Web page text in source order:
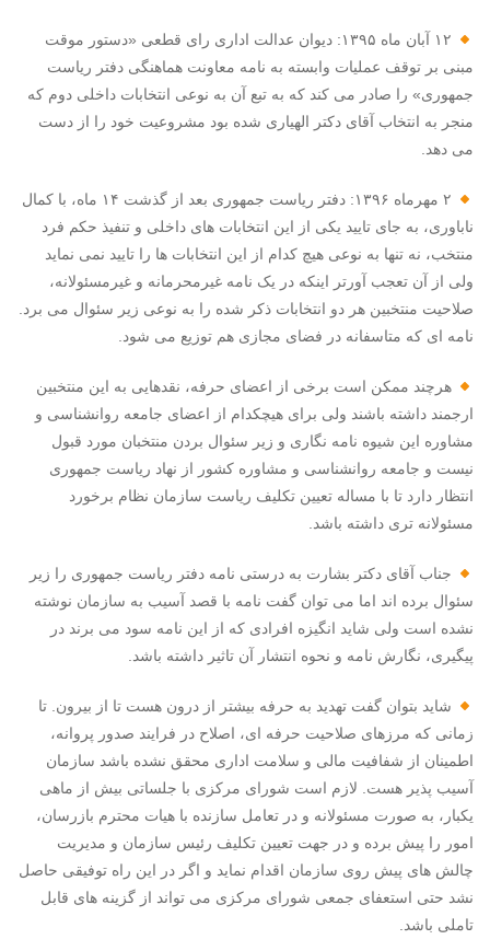
۱۲ آبان ماه ۱۳۹۵: دیوان عدالت اداری رای قطعی «دستور موقت
مبنی بر توقف عملیات وابسته به نامه معاونت هماهنگی دفتر ریاست
جمهوری» را صادر می کند که به تبع آن به نوعی انتخابات داخلی دوم که
منجر به انتخاب آقای دکتر الهیاری شده بود مشروعیت خود را از دست
می دهد.
۲ مهرماه ۱۳۹۶: دفتر ریاست جمهوری بعد از گذشت ۱۴ ماه، با کمال
ناباوری، به جای تایید یکی از این انتخابات های داخلی و تنفیذ حکم فرد
منتخب، نه تنها به نوعی هیچ کدام از این انتخابات ها را تایید نمی نماید
ولی از آن تعجب آورتر اینکه در یک نامه غیرمحرمانه و غیرمسئولانه،
صلاحیت منتخبین هر دو انتخابات ذکر شده را به نوعی زیر سئوال می برد.
نامه ای که متاسفانه در فضای مجازی هم توزیع می شود.
هرچند ممکن است برخی از اعضای حرفه، نقدهایی به این منتخبین
ارجمند داشته باشند ولی برای هیچکدام از اعضای جامعه روانشناسی و
مشاوره این شیوه نامه نگاری و زیر سئوال بردن منتخبان مورد قبول
نیست و جامعه روانشناسی و مشاوره کشور از نهاد ریاست جمهوری
انتظار دارد تا با مساله تعیین تکلیف ریاست سازمان نظام برخورد
مسئولانه تری داشته باشد.
جناب آقای دکتر بشارت به درستی نامه دفتر ریاست جمهوری را زیر
سئوال برده اند اما می توان گفت نامه با قصد آسیب به سازمان نوشته
نشده است ولی شاید انگیزه افرادی که از این نامه سود می برند در
پیگیری، نگارش نامه و نحوه انتشار آن تاثیر داشته باشد.
شاید بتوان گفت تهدید به حرفه بیشتر از درون هست تا از بیرون. تا
زمانی که مرزهای صلاحیت حرفه ای، اصلاح در فرایند صدور پروانه،
اطمینان از شفافیت مالی و سلامت اداری محقق نشده باشد سازمان
آسیب پذیر هست. لازم است شورای مرکزی با جلساتی بیش از ماهی
یکبار، به صورت مسئولانه و در تعامل سازنده با هیات محترم بازرسان،
امور را پیش برده و در جهت تعیین تکلیف رئیس سازمان و مدیریت
چالش های پیش روی سازمان اقدام نماید و اگر در این راه توفیقی حاصل
نشد حتی استعفای جمعی شورای مرکزی می تواند از گزینه های قابل
تاملی باشد.